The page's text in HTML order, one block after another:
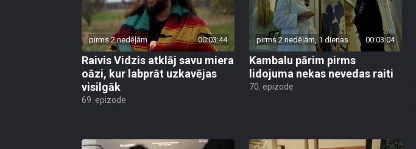
pirms 2 nedēļām 00:03:44
Raivis Vidzis atklāj savu miera
oāzi, kur labprāt uzkavējas
visilgāk
69. epizode
pirms 2 nedēļām, 1 dienas 00:03:04
Kambalu pārim pirms
lidojuma nekas nevedas raiti
70. epizode